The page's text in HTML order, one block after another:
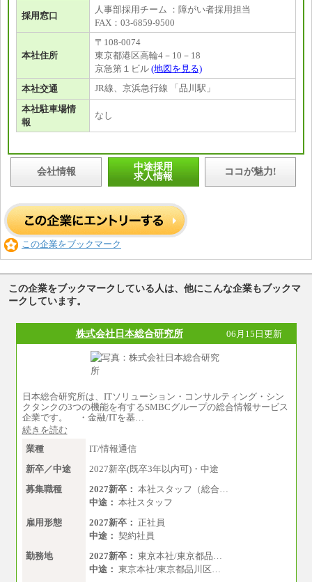
採用窓口
人事部採用チーム ：障がい者採用担当
FAX：03-6859-9500
本社住所
〒108-0074
東京都港区高輪4－10－18
京急第１ビル (地図を見る)
本社交通
JR線、京浜急行線 「品川駅」
本社駐車場情
報
なし
会社情報
中途採用
求人情報
ココが魅力!
この企業をブックマーク
この企業をブックマークしている人は、他にこんな企業もブックマ
ークしています。
株式会社日本総合研究所 06月15日更新
日本総合研究所は、ITソリューション・コンサルティング・シン
クタンクの3つの機能を有するSMBCグループの総合情報サービス
企業です。 ・金融/ITを基…
続きを読む
業種
IT/情報通信
新卒／中途
2027新卒(既卒3年以内可)・中途
募集職種
2027新卒： 本社スタッフ（総合…
中途： 本社スタッフ
雇用形態
2027新卒： 正社員
中途： 契約社員
勤務地
2027新卒： 東京本社/東京都品…
中途： 東京本社/東京都品川区…